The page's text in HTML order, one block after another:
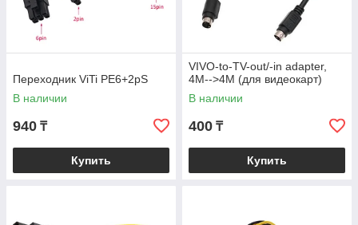
Переходник ViTi PE6+2pS
В наличии
940 ₸
Купить
VIVO-to-TV-out/-in adapter,
4M-->4M (для видеокарт)
В наличии
400 ₸
Купить